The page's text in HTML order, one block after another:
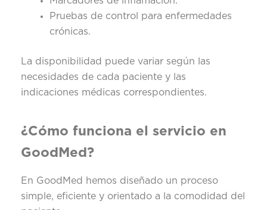
Pruebas de control para enfermedades
crónicas.
La disponibilidad puede variar según las
necesidades de cada paciente y las
indicaciones médicas correspondientes.
¿Cómo funciona el servicio en
GoodMed?
En GoodMed hemos diseñado un proceso
simple, eficiente y orientado a la comodidad del